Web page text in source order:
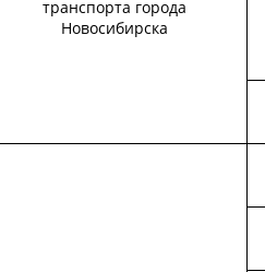
транспорта города
Новосибирска